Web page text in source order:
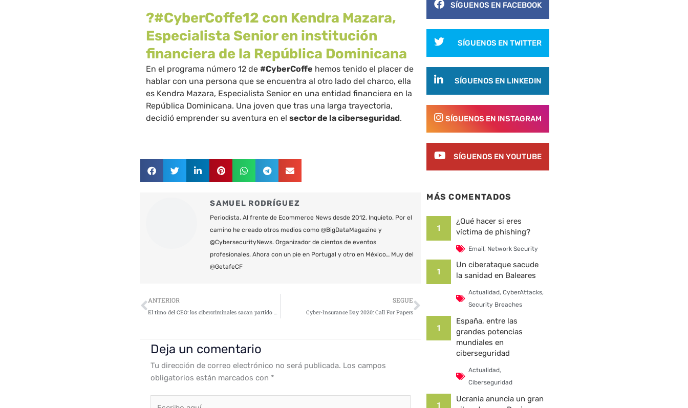
?#CyberCoffe12 con Kendra Mazara,
Especialista Senior en institución
financiera de la República Dominicana
En el programa número 12 de#CyberCoffe hemos tenido el placer de
hablar con una persona que se encuentra al otro lado del charco, ella
es Kendra Mazara, Especialista Senior en una entidad financiera en la
República Dominicana. Una joven que tras una larga trayectoria,
decidió emprender su aventura en elsector de la ciberseguridad.
SAMUEL RODRÍGUEZ
Periodista. Al frente de Ecommerce News desde 2012. Inquieto. Por el
camino he creado otros medios como @BigDataMagazine y
@CybersecurityNews. Organizador de cientos de eventos
profesionales. Ahora con un pie en Portugal y otro en México… Muy del
@GetafeCF
Ant
ANTERIOR
El timo del CEO: los cibercriminales sacan partido del teletrabajo para lanzar ataques de Business Email Compromise y obtener beneficios económicos
SEGUE
Cyber-Insurance Day 2020: Call For Papers
Siguiente
Deja un comentario
Tu dirección de correo electrónico no será publicada. Los campos
obligatorios están marcados con *
SÍGUENOS EN FACEBOOK
SÍGUENOS EN TWITTER
SÍGUENOS EN LINKEDIN
SÍGUENOS EN INSTAGRAM
SÍGUENOS EN YOUTUBE
MÁS COMENTADOS
1
¿Qué hacer si eres
víctima de phishing?
Email, Network Security
1
Un ciberataque sacude
la sanidad en Baleares
Actualidad, CyberAttacks,
Security Breaches
1
España, entre las
grandes potencias
mundiales en
ciberseguridad
Actualidad,
Ciberseguridad
1
Ucrania anuncia un gran